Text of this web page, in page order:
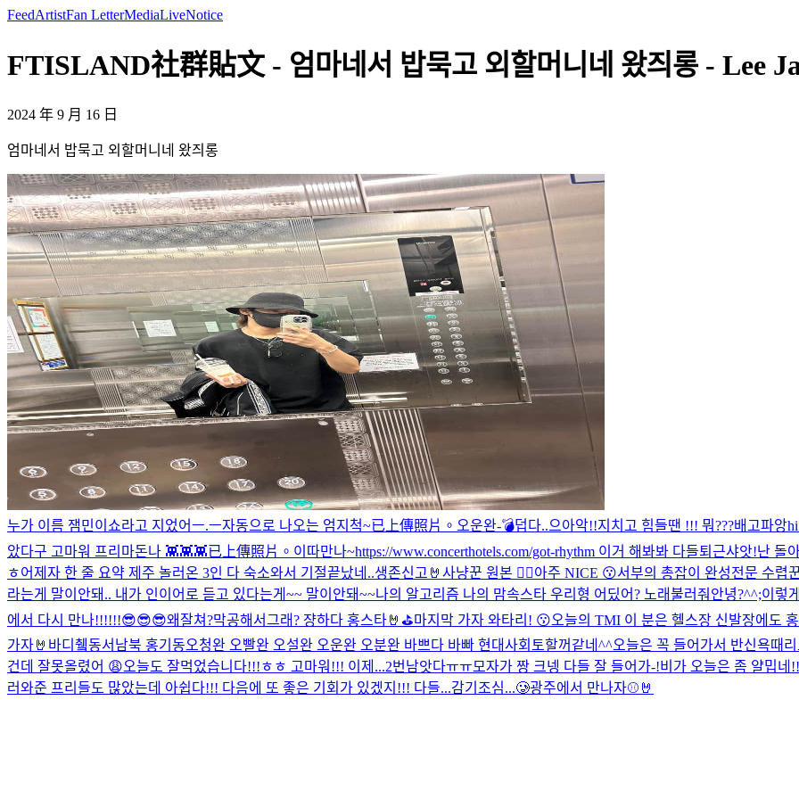
FeedArtistFan LetterMediaLiveNotice
FTISLAND社群貼文 - 엄마네서 밥묵고 외할머니네 왔즤롱 - Lee
2024 年 9 月 16 日
엄마네서 밥묵고 외할머니네 왔즤롱
누가 이름 잼민이쇼라고 지었어ㅡ.ㅡ자동으로 나오는 엄지척~已上傳照片。 오운완-💣덥다..으아악!!지치고 힘들땐 !!! 뭐???배고파앙
았다구 고마워 프리마돈나 👾👾👾已上傳照片。 이따만나~https://www.concerthotels.com/got-rhythm 이거 해봐봐 다들퇴근샤앗!난 돌
ㅎ어제자 한 줄 요약 제주 놀러온 3인 다 숙소와서 기절끝났네..생존신고🤘 사냥꾼 원본 🙂‍↕️아주 NICE 😗서부의 총잡이 완성전문 수렵
라는게 말이안돼.. 내가 인이어로 듣고 있다는게~~ 말이안돼~~나의 알고리즘 나의 맘속스타 우리형 어딨어? 노래불러줘 안녕?^^;이렇
에서 다시 만나!!!!!!😎😎😎왜잘쳐?막공해서그래? 쟝하다 홍스타🤘⛳️마지막 가자 와타리! 😗오늘의 TMI 이 분은 헬스장 신발장에도
가자🤘 바디췤동서남북 홍기동오청완 오빨완 오설완 오운완 오분완 바쁘다 바빠 현대사회 토할꺼같네^^오늘은 꼭 들어가서 반신욕때
건데 잘못올렸어 😩오늘도 잘먹었습니다!!!ㅎㅎ 고마워!!! 이제...2번남앗다ㅠㅠ모자가 짱 크넹 다들 잘 들어가-!비가 오늘은 좀 얄밉네
러와준 프리들도 많았는데 아쉽다!!! 다음에 또 좋은 기회가 있겠지!!! 다들...감기조심...🥲광주에서 만나자⚾️🤘